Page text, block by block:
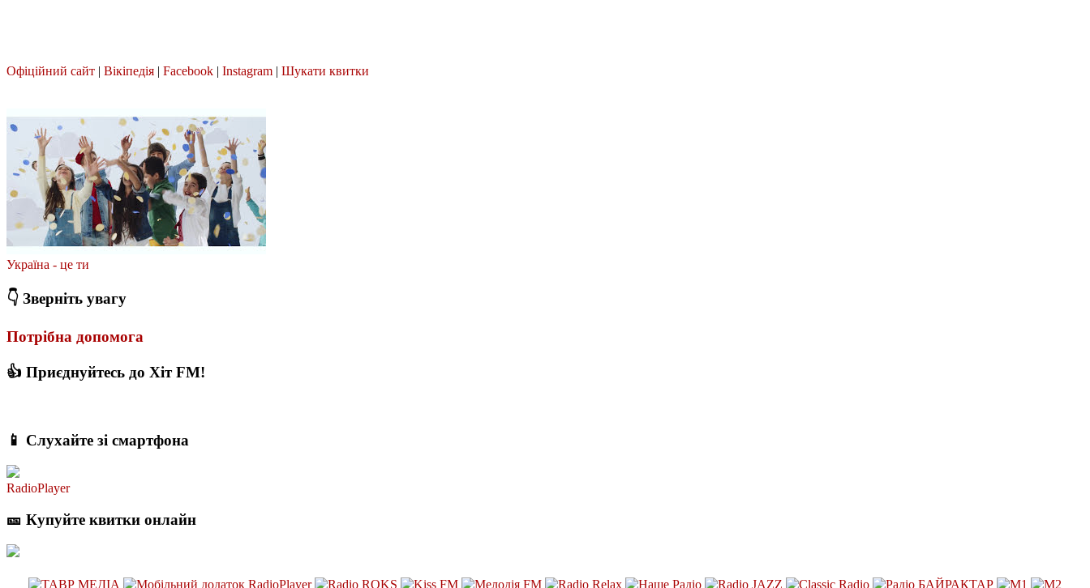
Офіційний сайт | Вікіпедія | Facebook | Instagram | Шукати квитки
Україна - це ти
👇 Зверніть увагу
Потрібна допомога
👍 Приєднуйтесь до Хіт FM!
📱 Слухайте зі смартфона
RadioPlayer
🎫 Купуйте квитки онлайн